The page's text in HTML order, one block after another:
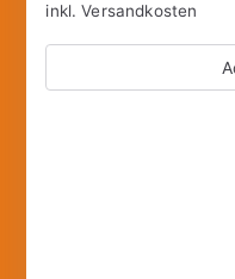
inkl.Versandkosten